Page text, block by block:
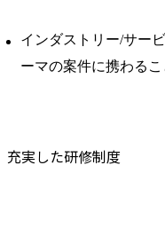
インダストリー/サー
ーマの案件に携わる
充実した研修制度